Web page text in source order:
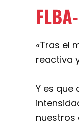
«Tras el
reactiva
Y es que
nuestros